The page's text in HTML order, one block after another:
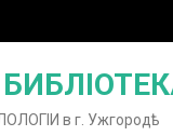
в г. Ужгородѣ